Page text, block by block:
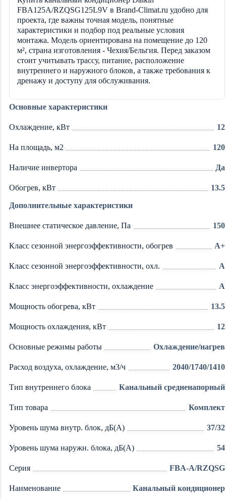
FBA125A/RZQSG125L9V в Brand-Climat.ru удобно для
проекта, где важны точная модель, понятные
характеристики и подбор под реальные условия
монтажа. Модель ориентирована на помещение до 120
м², страна изготовления - Чеxия/Бельгия. Перед заказом
стоит учитывать трассу, питание, расположение
внутреннего и наружного блоков, а также требования к
дренажу и доступу для обслуживания.
Основные характеристики
Охлаждение, кВт 12
На площадь, м2 120
Наличие инвертора Да
Обогрев, кВт 13.5
Дополнительные характеристики
Внешнее статическое давление, Па 150
Класс сезонной энергоэффективности, обогрев A+
Класс сезонной энергоэффективности, охл. A
Класс энергоэффективности, охлаждение A
Мощность обогрева, кВт 13.5
Мощность охлаждения, кВт 12
Основные режимы работы Охлаждение/нагрев
Расход воздуха, охлаждение, м3/ч 2040/1740/1410
Тип внутреннего блока Канальный средненапорный
Тип товара Комплект
Уровень шума внутр. блок, дБ(А) 37/32
Уровень шума наружн. блока, дБ(А) 54
Серия FBA-A/RZQSG
Наименование Канальный кондиционер